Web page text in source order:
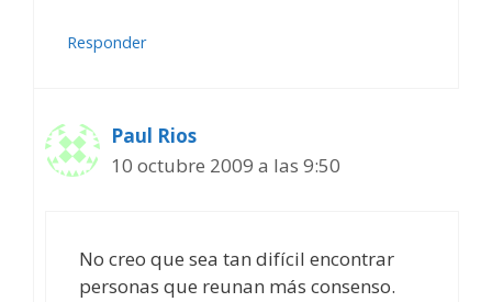
Responder
Paul Rios
10 octubre 2009 a las 9:50
No creo que sea tan difícil encontrar
personas que reunan más consenso.